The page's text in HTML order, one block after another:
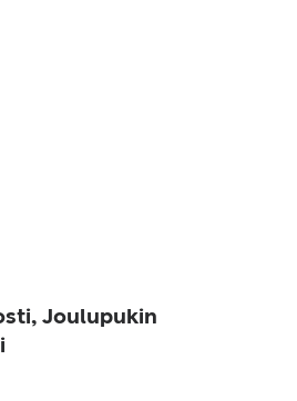
Joulupukin